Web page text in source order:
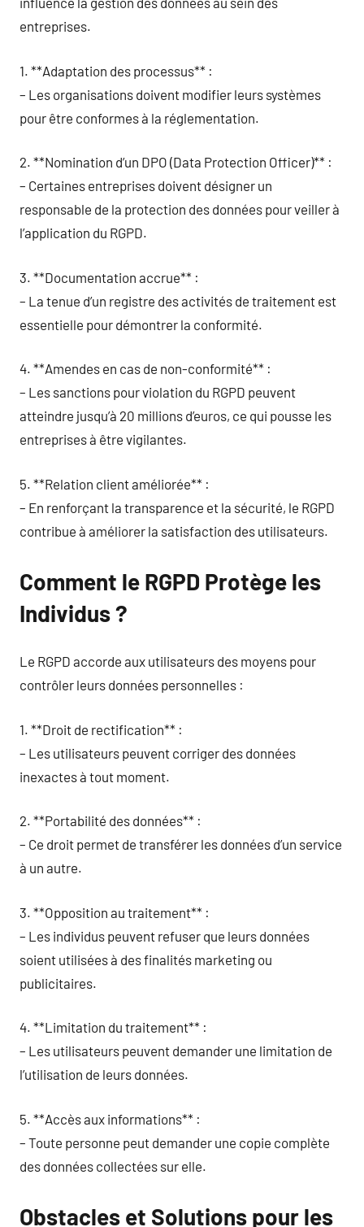
entreprises.
1. **Adaptation des processus** :
– Les organisations doivent modifier leurs systèmes
pour être conformes à la réglementation.
2. **Nomination d’un DPO (Data Protection Officer)** :
– Certaines entreprises doivent désigner un
responsable de la protection des données pour veiller à
l’application du RGPD.
3. **Documentation accrue** :
– La tenue d’un registre des activités de traitement est
essentielle pour démontrer la conformité.
4. **Amendes en cas de non-conformité** :
– Les sanctions pour violation du RGPD peuvent
atteindre jusqu’à 20 millions d’euros, ce qui pousse les
entreprises à être vigilantes.
5. **Relation client améliorée** :
– En renforçant la transparence et la sécurité, le RGPD
contribue à améliorer la satisfaction des utilisateurs.
Comment le RGPD Protège les
Individus ?
Le RGPD accorde aux utilisateurs des moyens pour
contrôler leurs données personnelles :
1. **Droit de rectification** :
– Les utilisateurs peuvent corriger des données
inexactes à tout moment.
2. **Portabilité des données** :
– Ce droit permet de transférer les données d’un service
à un autre.
3. **Opposition au traitement** :
– Les individus peuvent refuser que leurs données
soient utilisées à des finalités marketing ou
publicitaires.
4. **Limitation du traitement** :
– Les utilisateurs peuvent demander une limitation de
l’utilisation de leurs données.
5. **Accès aux informations** :
– Toute personne peut demander une copie complète
des données collectées sur elle.
Obstacles et Solutions pour les